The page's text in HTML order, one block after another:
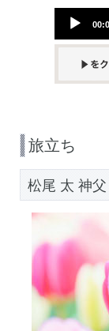
Audio
旅立ち
松尾 太 神父